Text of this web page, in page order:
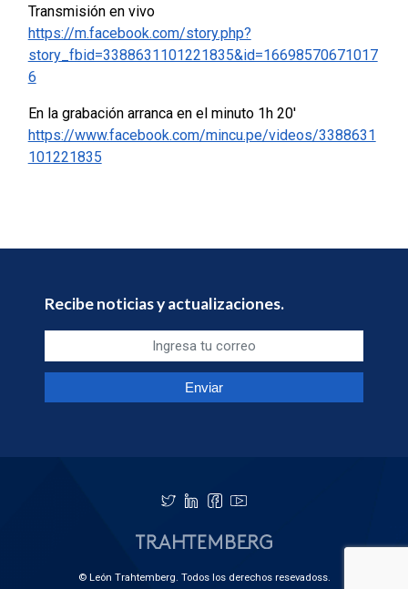
Transmisión en vivo
https://m.facebook.com/story.php?
story_fbid=3388631101221835&id=16698570671017
6
En la grabación arranca en el minuto 1h 20′
https://www.facebook.com/mincu.pe/videos/3388631
101221835
Recibe noticias y actualizaciones.
© León Trahtemberg. Todos los derechos resevadoss.